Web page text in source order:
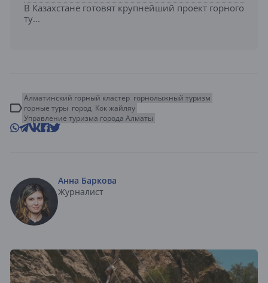
В Казахстане готовят крупнейший проект горного
ту...
Алматинский горный кластер горнолыжный туризм
горные туры город Кок жайляу
Управление туризма города Алматы
Анна Баркова
Журналист